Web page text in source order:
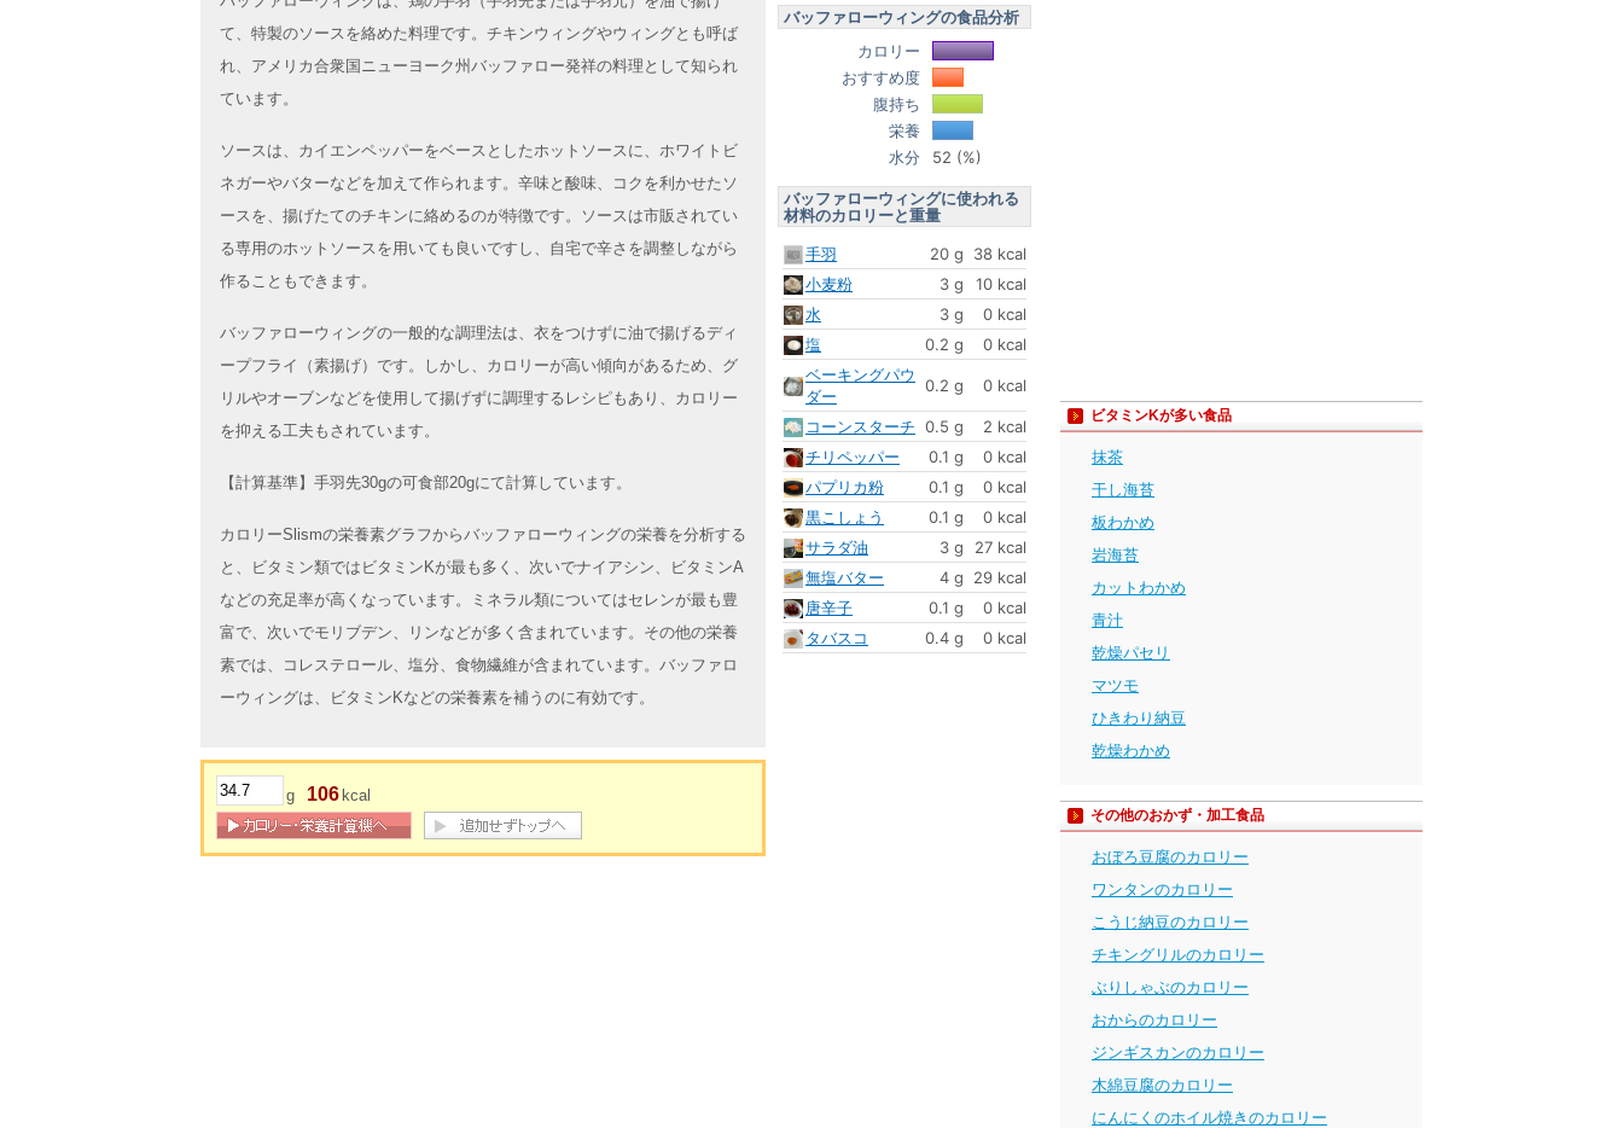
て、特製のソースを絡めた料理です。チキンウィングやウィングとも呼ば
れ、アメリカ合衆国ニューヨーク州バッファロー発祥の料理として知られ
ています。
ソースは、カイエンペッパーをベースとしたホットソースに、ホワイトビ
ネガーやバターなどを加えて作られます。辛味と酸味、コクを利かせたソ
ースを、揚げたてのチキンに絡めるのが特徴です。ソースは市販されてい
る専用のホットソースを用いても良いですし、自宅で辛さを調整しながら
作ることもできます。
バッファローウィングの一般的な調理法は、衣をつけずに油で揚げるディ
ープフライ（素揚げ）です。しかし、カロリーが高い傾向があるため、グ
リルやオーブンなどを使用して揚げずに調理するレシピもあり、カロリー
を抑える工夫もされています。
【計算基準】手羽先30gの可食部20gにて計算しています。
カロリーSlismの栄養素グラフからバッファローウィングの栄養を分析する
と、ビタミン類ではビタミンKが最も多く、次いでナイアシン、ビタミンA
などの充足率が高くなっています。ミネラル類についてはセレンが最も豊
富で、次いでモリブデン、リンなどが多く含まれています。その他の栄養
素では、コレステロール、塩分、食物繊維が含まれています。バッファロ
ーウィングは、ビタミンKなどの栄養素を補うのに有効です。
g 106 kcal
バッファローウィングの食品分析
カロリー
おすすめ度
腹持ち
栄養
水分
52 (%)
バッファローウィングに使われる
材料のカロリーと重量
手羽
20 g
38 kcal
小麦粉
3 g
10 kcal
水
3 g
0 kcal
塩
0.2 g
0 kcal
ベーキングパウ
ダー
0.2 g 0 kcal
コーンスターチ 0.5 g
2 kcal
チリペッパー
0.1 g
0 kcal
パプリカ粉
0.1 g
0 kcal
黒こしょう
0.1 g
0 kcal
サラダ油
3 g
27 kcal
無塩バター
4 g
29 kcal
唐辛子
0.1 g
0 kcal
タバスコ
0.4 g 0 kcal
ビタミンKが多い食品
抹茶
干し海苔
板わかめ
岩海苔
カットわかめ
青汁
乾燥パセリ
マツモ
ひきわり納豆
乾燥わかめ
その他のおかず・加工食品
おぼろ豆腐のカロリー
ワンタンのカロリー
こうじ納豆のカロリー
チキングリルのカロリー
ぶりしゃぶのカロリー
おからのカロリー
ジンギスカンのカロリー
木綿豆腐のカロリー
にんにくのホイル焼きのカロリー